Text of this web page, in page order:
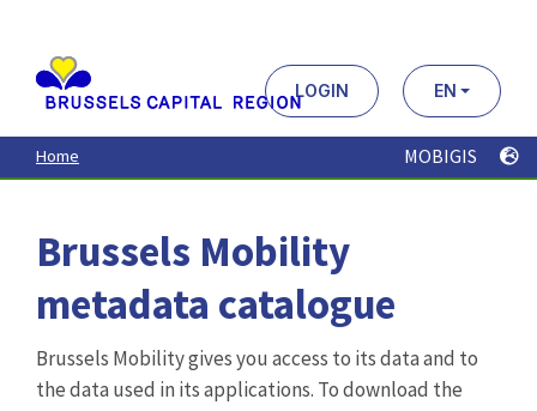
contenu
principal
LOGIN EN
Home MOBIGIS
Brussels Mobility
metadata catalogue
Brussels Mobility gives you access to its data and to
the data used in its applications. To download the